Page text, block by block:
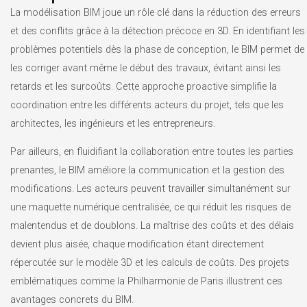
La modélisation BIM joue un rôle clé dans la réduction des erreurs
et des conflits grâce à la détection précoce en 3D. En identifiant les
problèmes potentiels dès la phase de conception, le BIM permet de
les corriger avant même le début des travaux, évitant ainsi les
retards et les surcoûts. Cette approche proactive simplifie la
coordination entre les différents acteurs du projet, tels que les
architectes, les ingénieurs et les entrepreneurs.
Par ailleurs, en fluidifiant la collaboration entre toutes les parties
prenantes, le BIM améliore la communication et la gestion des
modifications. Les acteurs peuvent travailler simultanément sur
une maquette numérique centralisée, ce qui réduit les risques de
malentendus et de doublons. La maîtrise des coûts et des délais
devient plus aisée, chaque modification étant directement
répercutée sur le modèle 3D et les calculs de coûts. Des projets
emblématiques comme la Philharmonie de Paris illustrent ces
avantages concrets du BIM.